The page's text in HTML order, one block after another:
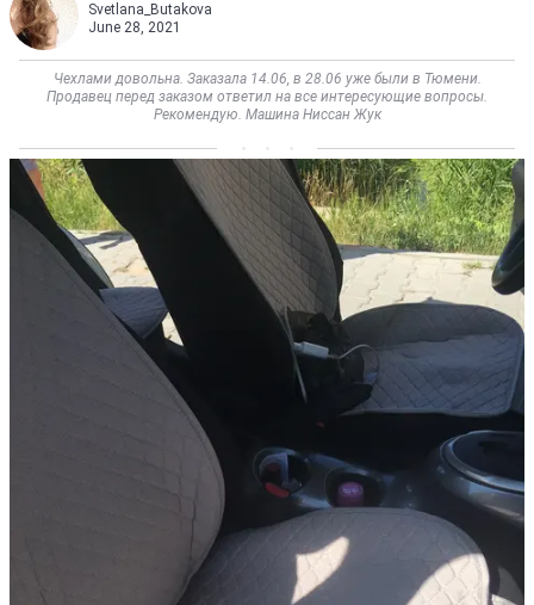
Svetlana_Butakova
June 28, 2021
Чехлами довольна. Заказала 14.06, в 28.06 уже были в Тюмени.
Продавец перед заказом ответил на все интересующие вопросы.
Рекомендую. Машина Ниссан Жук